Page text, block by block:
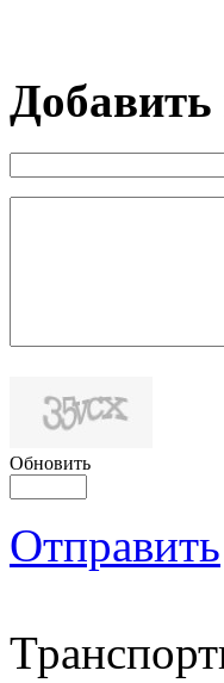
Обновить
Отправить